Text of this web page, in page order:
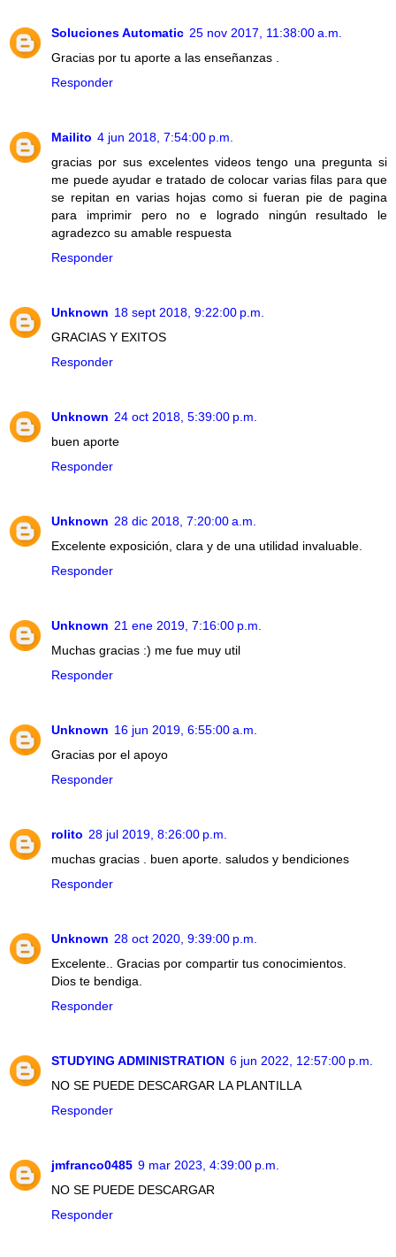
Soluciones Automatic 25 nov 2017, 11:38:00 a.m.
Gracias por tu aporte a las enseñanzas .
Responder
Mailito 4 jun 2018, 7:54:00 p.m.
gracias por sus excelentes videos tengo una pregunta si
me puede ayudar e tratado de colocar varias filas para que
se repitan en varias hojas como si fueran pie de pagina
para imprimir pero no e logrado ningún resultado le
agradezco su amable respuesta
Responder
Unknown 18 sept 2018, 9:22:00 p.m.
GRACIAS Y EXITOS
Responder
Unknown 24 oct 2018, 5:39:00 p.m.
buen aporte
Responder
Unknown 28 dic 2018, 7:20:00 a.m.
Excelente exposición, clara y de una utilidad invaluable.
Responder
Unknown 21 ene 2019, 7:16:00 p.m.
Muchas gracias :) me fue muy util
Responder
Unknown 16 jun 2019, 6:55:00 a.m.
Gracias por el apoyo
Responder
rolito 28 jul 2019, 8:26:00 p.m.
muchas gracias . buen aporte. saludos y bendiciones
Responder
Unknown 28 oct 2020, 9:39:00 p.m.
Excelente.. Gracias por compartir tus conocimientos.
Dios te bendiga.
Responder
STUDYING ADMINISTRATION 6 jun 2022, 12:57:00 p.m.
NO SE PUEDE DESCARGAR LA PLANTILLA
Responder
jmfranco0485 9 mar 2023, 4:39:00 p.m.
NO SE PUEDE DESCARGAR
Responder